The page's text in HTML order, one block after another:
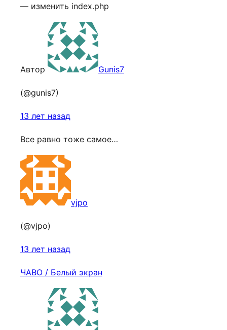
— изменить index.php
Автор Gunis7
(@gunis7)
13 лет назад
Все равно тоже самое…
vjpo
(@vjpo)
13 лет назад
ЧАВО / Белый экран